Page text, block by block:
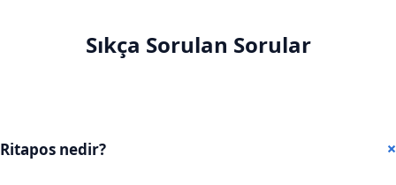
Sıkça Sorulan Sorular
Ritapos nedir?